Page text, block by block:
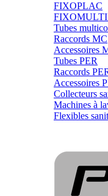
FIXOPLAC
Tubes
Raccords MC
Accessoires
Tubes PER
Raccords
Accessoires
Collecteurs
Machines à
Flexibles